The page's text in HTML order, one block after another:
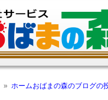
» ホームおばまの森のブログの